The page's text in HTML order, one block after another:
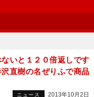
いと１２０倍返しです
直樹の名ぜりふで商品
ニュース 2013年10月2日